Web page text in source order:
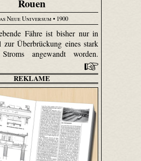
Rouen
Neue Universum• 1900
Fähre ist bisher nur in
zur Überbrückung eines stark
angewandt worden.
REKLAME